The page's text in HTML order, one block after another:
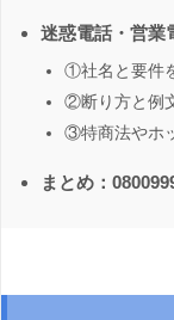
迷惑電話・営業
①社名と要件
②断り方と例
③特商法やホ
まとめ：